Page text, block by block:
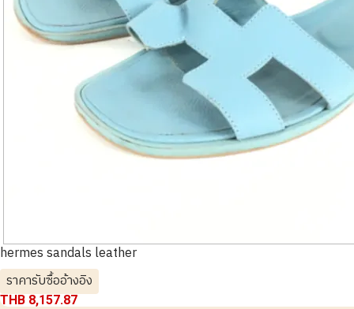
hermes sandals leather
ราคารับซื้ออ้างอิง
THB 8,157.87